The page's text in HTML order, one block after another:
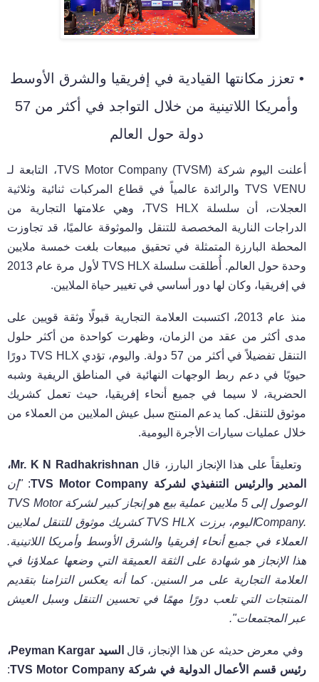
• تعزز مكانتها القيادية في إفريقيا والشرق الأوسط
وأمريكا اللاتينية من خلال التواجد في أكثر من 57
دولة حول العالم
أعلنت اليوم شركة TVS Motor Company (TVSM)، التابعة لـ
TVS VENU والرائدة عالمياً في قطاع المركبات ثنائية وثلاثية
العجلات، أن سلسلة TVS HLX، وهي علامتها التجارية من
الدراجات النارية المخصصة للتنقل والموثوقة عالميًا، قد تجاوزت
المحطة البارزة المتمثلة في تحقيق مبيعات بلغت خمسة ملايين
وحدة حول العالم. أُطلقت سلسلة TVS HLX
لأول مرة عام 2013
في إفريقيا، وكان لها دور أساسي في تغيير حياة الملايين.
منذ عام 2013، اكتسبت العلامة التجارية قبولًا وثقة قويين على
مدى أكثر من عقد من الزمان، وظهرت كواحدة من أكثر حلول
التنقل تفضيلاً في أكثر من 57 دولة. واليوم، تؤدي
TVS HLX دورًا
حيويًا في دعم ربط الوجهات النهائية في المناطق الريفية وشبه
الحضرية، لا سيما في جميع أنحاء إفريقيا، حيث تعمل كشريك
موثوق للتنقل. كما يدعم المنتج سبل عيش الملايين من العملاء من
خلال عمليات سيارات الأجرة اليومية.
وتعليقاً على هذا الإنجاز البارز، قال Mr. K N Radhakrishnan،
المدير والرئيس التنفيذي لشركة TVS Motor Company
: "إن
الوصول إلى 5 ملايين عملية بيع هو إنجاز كبير لشركة
TVS Motor
Company.اليوم، برزت TVS HLXكشريك موثوق للتنقل لملايين
العملاء في جميع أنحاء إفريقيا والشرق الأوسط وأمريكا اللاتينية.
هذا الإنجاز هو شهادة على الثقة العميقة التي وضعها عملاؤنا في
العلامة التجارية على مر السنين. كما أنه يعكس التزامنا بتقديم
المنتجات التي تلعب دورًا مهمًا في تحسين التنقل وسبل العيش
عبر المجتمعات".
وفي معرض حديثه عن هذا الإنجاز، قال السيد Peyman Kargar،
رئيس قسم الأعمال الدولية في شركةTVS Motor Company
: